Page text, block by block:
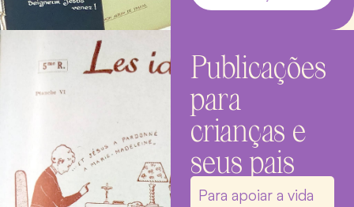
Publicações
para
crianças e
seus pais
Para apoiar a vida